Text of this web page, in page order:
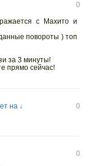
0
с Махито и
повороты ) топ
за 3 минуты!
прямо сейчас!
на ↓
0
0